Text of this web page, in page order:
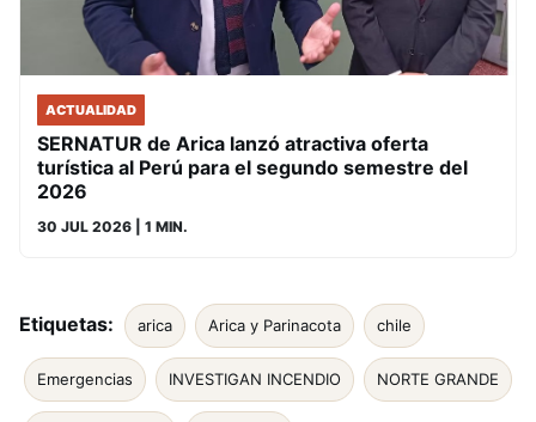
ACTUALIDAD
SERNATUR de Arica lanzó atractiva oferta
turística al Perú para el segundo semestre del
2026
30 JUL 2026 | 1 MIN.
Etiquetas: arica Arica y Parinacota chile
Emergencias INVESTIGAN INCENDIO NORTE GRANDE